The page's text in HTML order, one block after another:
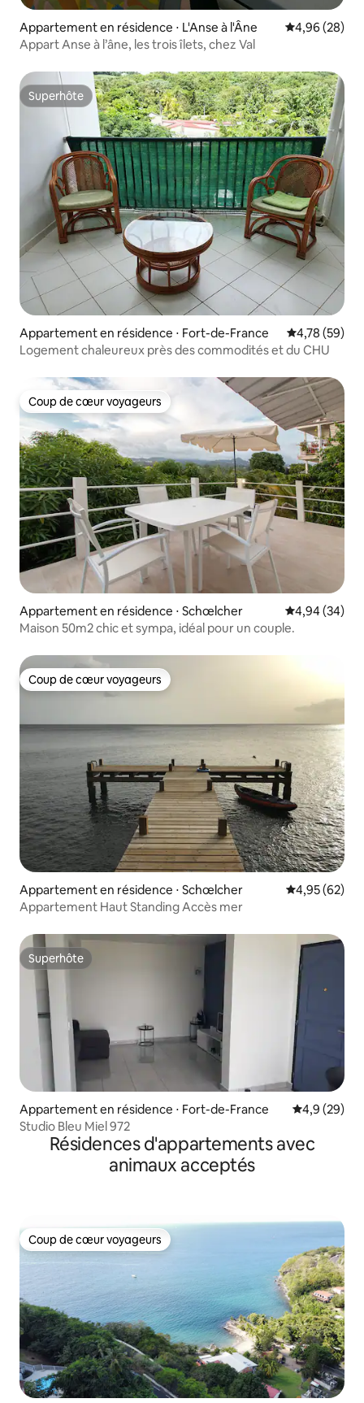
Appartement en résidence ⋅ L'Anse à l'Âne Évaluation
4,96 (28)
Appart Anse à l’âne, les trois îlets, chez Val
Superhôte
Superhôte
Appartement en résidence ⋅ Fort-de-France Évaluation
4,78 (59)
Logement chaleureux près des commodités et du CHU
Coup de cœur voyageurs
Coup de cœur voyageurs
Appartement en résidence ⋅ Schœlcher Évaluation
4,94 (34)
Maison 50m2 chic et sympa, idéal pour un couple.
Coup de cœur voyageurs
Coup de cœur voyageurs
Appartement en résidence ⋅ Schœlcher Évaluation
4,95 (62)
Appartement Haut Standing Accès mer
Superhôte
Superhôte
Appartement en résidence ⋅ Fort-de-France Évaluation
4,9 (29)
Studio Bleu Miel 972
Résidences d'appartements avec
animaux acceptés
Coup de cœur voyageurs
Coup de cœur voyageurs